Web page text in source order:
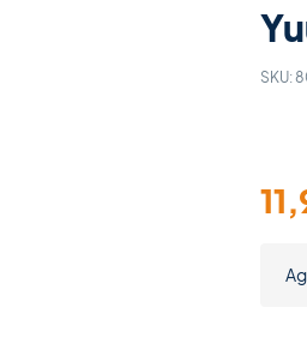
SKU: